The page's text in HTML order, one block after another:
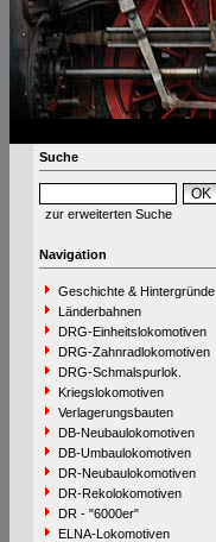
Suche
zur erweiterten Suche
Navigation
Geschichte & Hintergründe
Länderbahnen
DRG-Einheitslokomotiven
DRG-Zahnradlokomotiven
DRG-Schmalspurlok.
Kriegslokomotiven
Verlagerungsbauten
DB-Neubaulokomotiven
DB-Umbaulokomotiven
DR-Neubaulokomotiven
DR-Rekolokomotiven
DR - "6000er"
ELNA-Lokomotiven